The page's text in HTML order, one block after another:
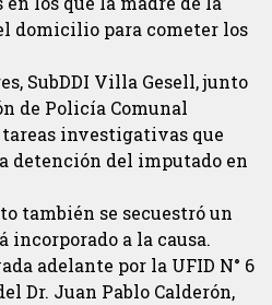
domicilio para cometer los
SubDDI Villa Gesell, junto
de Policía Comunal
investigativas que
detención del imputado en
también se secuestró un
incorporado a la causa.
adelante por la UFID N° 6
Dr. Juan Pablo Calderón,